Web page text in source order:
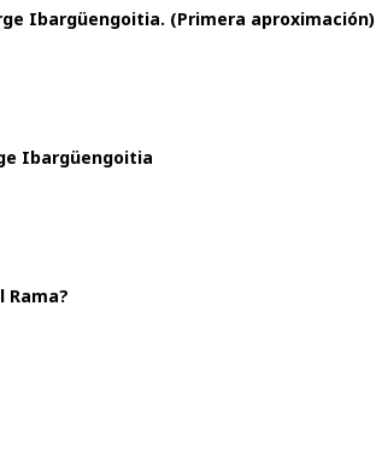
Ibargüengoitia. (Primera aproximación)
Ibargüengoitia
Rama?